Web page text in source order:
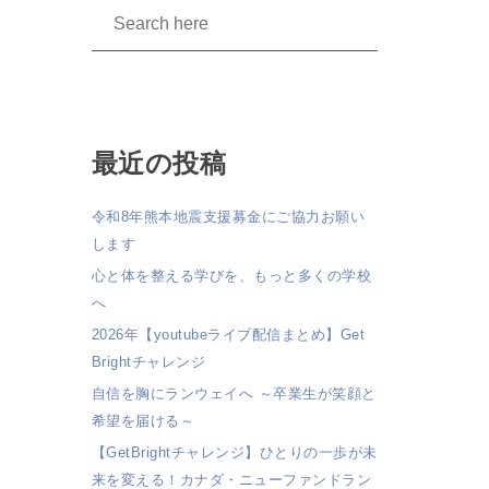
最近の投稿
令和8年熊本地震支援募金にご協力お願い
します
心と体を整える学びを、もっと多くの学校
へ
2026年【youtubeライブ配信まとめ】Get
Brightチャレンジ
自信を胸にランウェイへ ～卒業生が笑顔と
希望を届ける～
【GetBrightチャレンジ】ひとりの一歩が未
来を変える！カナダ・ニューファンドラン